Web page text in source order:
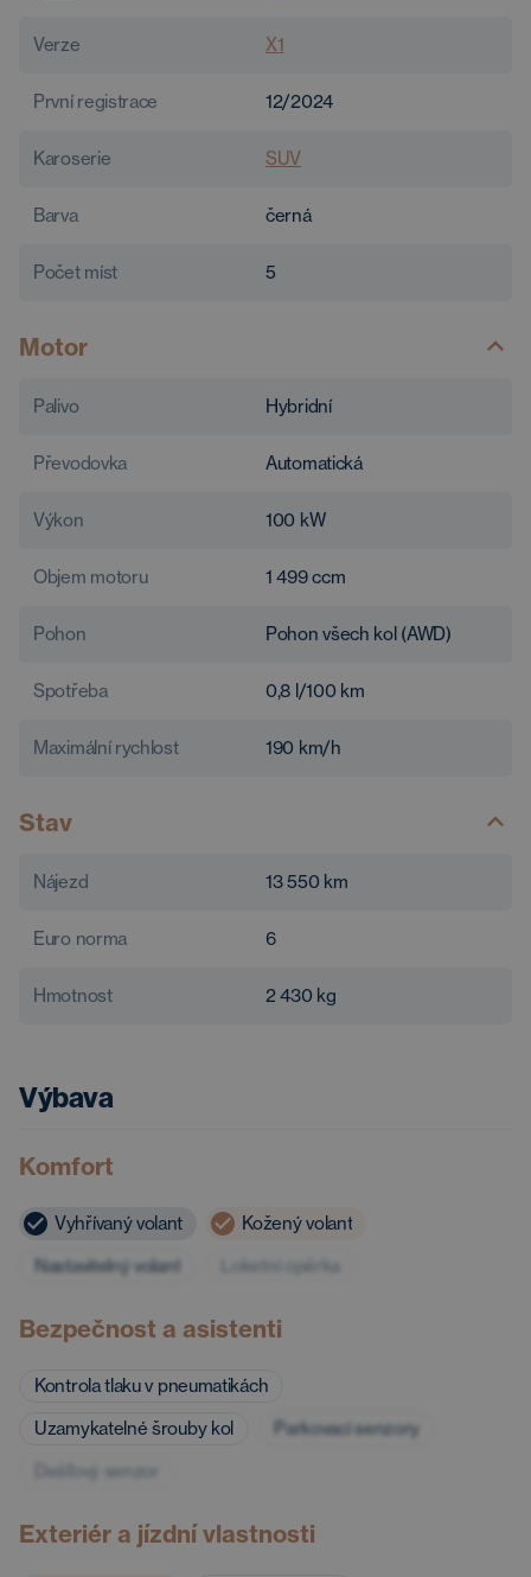
Verze X1
První registrace 12/2024
Karoserie SUV
Barva černá
Počet míst 5
Motor
Palivo Hybridní
Převodovka Automatická
Výkon 100 kW
Objem motoru 1 499ccm
Pohon Pohon všech kol (AWD)
Spotřeba 0,8 l/100 km
Maximální rychlost 190 km/h
Stav
Nájezd 13 550 km
Euro norma 6
Hmotnost 2 430 kg
Výbava
Komfort
Vyhřívaný volant
Kožený volant
Nastavitelný volant
Loketní opěrka
Bezpečnost a asistenti
Kontrola tlaku v pneumatikách
Uzamykatelné šrouby kol
Parkovací senzory
Dešťový senzor
Exteriér a jízdní vlastnosti